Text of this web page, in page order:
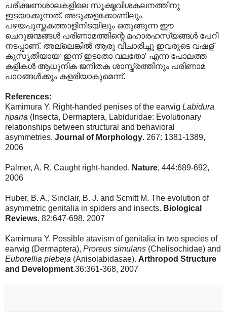
പരീക്ഷണശാലകളിലെ സൂക്ഷ്മവിശകലനത്തിനു
ഇടയാക്കുന്നത്. അടുക്കളക്കോണിലും
പഴയപുസ്തകത്താളിനിടയിലും ഒതുങ്ങുന്ന ഈ
ചെറുജന്മങ്ങള്‍ പരിണാമത്തിന്റെ മഹാരഹസ്യങ്ങള്‍ പേറി
നടപ്പാണ്. അല്ലെങ്കില്‍ ആരു വിചാരിച്ചു ഇവരുടെ വഷള്
കുസൃതിയായ‘ ഇന്ന് ഇടതോ വലതോ’ എന്ന പോലത്ത
കളികള്‍ ആധുനിക ജനിതക ശാസ്ത്രത്തിനും പരിണാമ
പാഠങ്ങള്‍ക്കും കളരിയാകുമെന്ന്.
References:
Kamimura Y. Right-handed penises of the earwig Labidura
riparia (Insecta, Dermaptera, Labiduridae: Evolutionary
relationships between structural and behavioral
asymmetries. Journal of Morphology. 267: 1381-1389,
2006
Palmer, A. R. Caught right-handed. Nature, 444:689-692,
2006
Huber, B. A., Sinclair, B. J. and Scmitt M. The evolution of
asymmetric genitalia in spiders and insects. Biological
Reviews. 82:647-698, 2007
Kamimura Y. Possible atavism of genitalia in two species of
earwig (Dermaptera), Proreus simulans (Chelisochidae) and
Euborellia plebeja (Anisolabidasae). Arthropod Structure
and Development.36:361-368, 2007